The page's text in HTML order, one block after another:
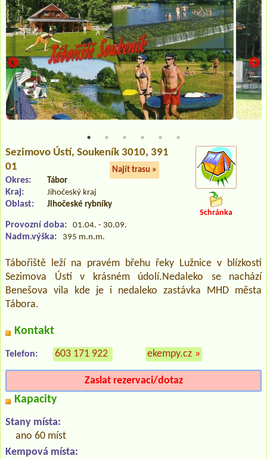
Sezimovo Ústí, Soukeník 3010, 391
01
Najít trasu »
Okres: Tábor
Kraj: Jihočeský kraj
Oblast: Jihočeské rybníky
Provozní doba: 01.04. - 30.09.
Nadm.výška: 395 m.n.m.
Schránka
Tábořiště leží na pravém břehu řeky Lužnice v blízkosti
Sezimova Ústí v krásném údolí.Nedaleko se nachází
Benešova vila kde je i nedaleko zastávka MHD města
Tábora.
Kontakt
Telefon: 603 171 922 ekempy.cz »
Zaslat rezervaci/dotaz
Kapacity
Stany místa:
ano 60 míst
Kempová místa: